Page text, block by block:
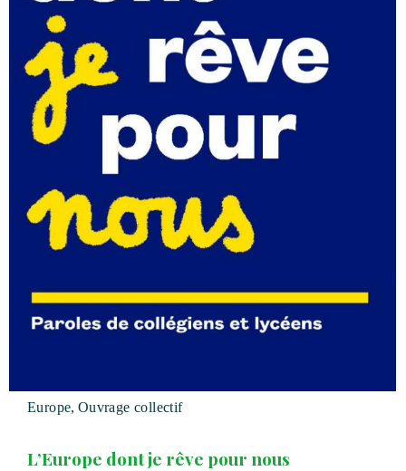
Europe, Ouvrage collectif
L’Europe dont je rêve pour nous